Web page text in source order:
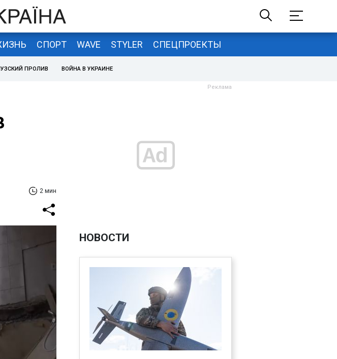
СПОРТ WAVE STYLER СПЕЦПРОЕКТЫ
ПРОЛИВ ВОЙНА В УКРАИНЕ
2 мин
НОВОСТИ